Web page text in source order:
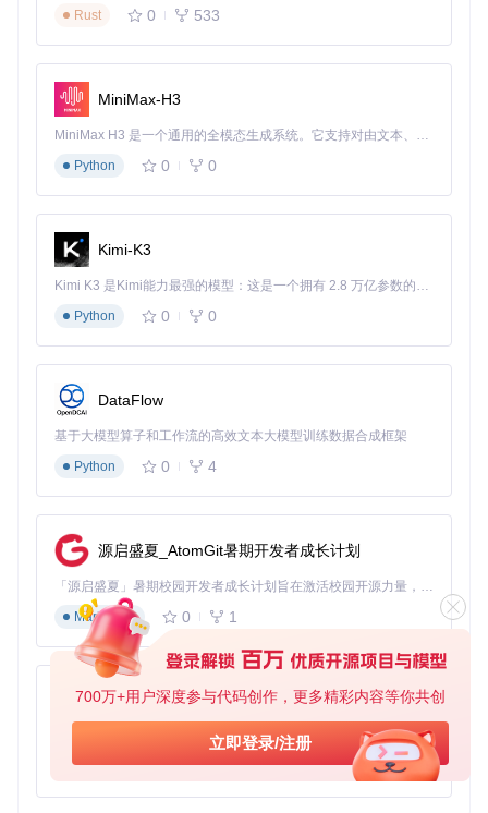
700万+用户深度参与代码创作，更多精彩内容等你共创
立即登录/注册
网站配置，包括站点信息、菜单、颜色等。
高效的内容管理：使用 YAML 文件控制页面结构和导航，
Docker 支持
境的稳定运行，Docker 都能提供一致的运行体验。
兼容GitHub Pages：可以直接在GitHub上部署，节省服
务器资源，易于版本管理和协作。
总的来说，Docsy Jekyll Theme以其简洁的设计、强大的功能
和便捷的操作，为技术文档的创建和展示提供了理想的选择。
立即试试看，让你的文档工作变得更有效率，也让读者在阅读
中享受更好的体验。
Rust
0 533
MiniMax-H3
MiniMax H3 是一个通用的全模态生成系统。它支持对由文本、图像、视频和音频组成的多模态上下文进行统一理解，并能生成分辨率高达 2K、时长可达 15 秒的带原生立体声音频的视频。得益于面向任务泛化的系统设计，H3 在预训练阶段就已具备广泛的多模态上下文理解与生成能力，能够出色地执行复杂的多模态指令。
Python
0 0
Kimi-K3
Kimi K3 是Kimi能力最强的模型：这是一个拥有 2.8 万亿参数的混合专家（MoE）模型，具备原生视觉理解能力，并支持 100 万 token 的上下文窗口。
Python
0 0
DataFlow
基于大模型算子和工作流的高效文本大模型训练数据合成框架
Python
0 4
源启盛夏_AtomGit暑期开发者成长计划
「源启盛夏」暑期校园开发者成长计划旨在激活校园开源力量，通过积分激励、认证扶持、资源倾斜等形式，引导高校组织和开发者完成「入驻 — 建项目 — 做贡献 — 获认证 — 得资源」的完整闭环。无论你是想带领社团入驻平台的组织者，还是希望用代码贡献证明自己的开发者，都能在这里找到属于你的成长路径。
Markdown
0 1
py-xiaozhi
基于Python的Xiaozhi AI，适用于想要完整Xiaozhi体验而无需拥有专用硬件的用户。
Python
0 1